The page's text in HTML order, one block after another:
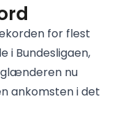
for flest
i Bundesligaen,
nu
ankomsten i det